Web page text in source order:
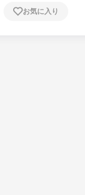
お気に入り